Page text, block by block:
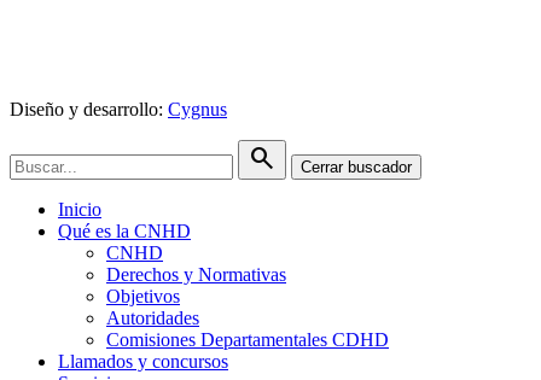
Diseño y desarrollo: Cygnus
search Cerrar buscador
Inicio
Qué es la CNHD
CNHD
Derechos y Normativas
Objetivos
Autoridades
Comisiones Departamentales CDHD
Llamados y concursos